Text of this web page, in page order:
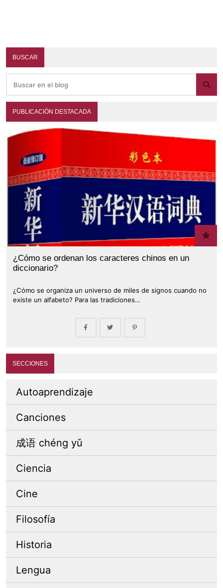
BUSCAR
PUBLICACIÓN DESTACADA
¿Cómo se ordenan los caracteres chinos en un
diccionario?
¿Cómo se organiza un universo de miles de signos cuando no
existe un alfabeto? Para las tradiciones…
SECCIONES
Autoaprendizaje
Canciones
成语 chéng yǔ
Ciencia
Cine
Filosofía
Historia
Lengua